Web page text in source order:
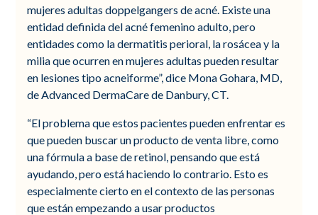
mujeres adultas doppelgangers de acné. Existe una
entidad definida del acné femenino adulto, pero
entidades como la dermatitis perioral, la rosácea y la
milia que ocurren en mujeres adultas pueden resultar
en lesiones tipo acneiforme”, dice Mona Gohara, MD,
de Advanced DermaCare de Danbury, CT.
“El problema que estos pacientes pueden enfrentar es
que pueden buscar un producto de venta libre, como
una fórmula a base de retinol, pensando que está
ayudando, pero está haciendo lo contrario. Esto es
especialmente cierto en el contexto de las personas
que están empezando a usar productos